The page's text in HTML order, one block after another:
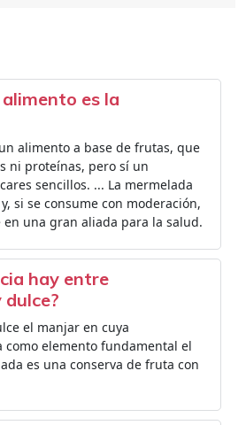
es la
alimento a base de frutas, que
ni proteínas, pero sí un
sencillos. ... La mermelada
si se consume con moderación,
una gran aliada para la salud.
hay entre
el manjar en cuya
como elemento fundamental el
es una conserva de fruta con